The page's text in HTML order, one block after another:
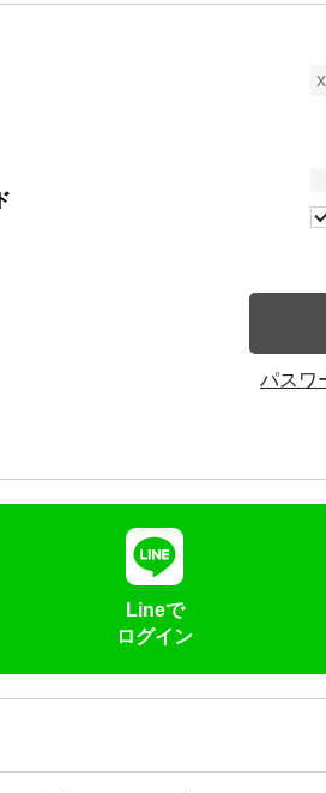
パスワ
Lineで
ログイン